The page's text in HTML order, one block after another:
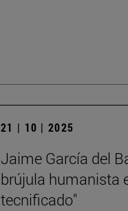
21 | 10 | 2025
Jaime García del
brújula humanista
tecnificado"